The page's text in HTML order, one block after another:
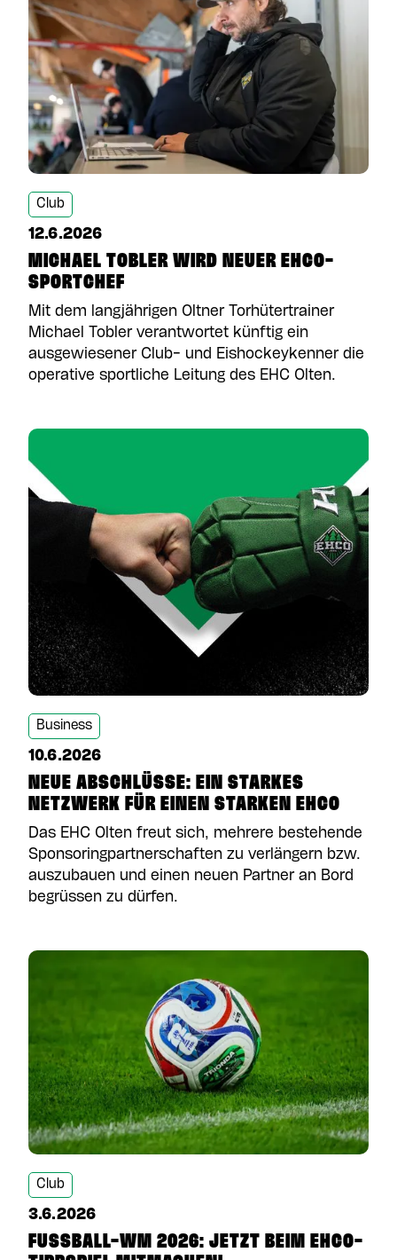
Club
12.6.2026
MICHAEL TOBLER WIRD NEUER EHCO-
SPORTCHEF
Mit dem langjährigen Oltner Torhütertrainer
Michael Tobler verantwortet künftig ein
ausgewiesener Club- und Eishockeykenner die
operative sportliche Leitung des EHC Olten.
Business
10.6.2026
NEUE ABSCHLÜSSE: EIN STARKES
NETZWERK FÜR EINEN STARKEN EHCO
Das EHC Olten freut sich, mehrere bestehende
Sponsoringpartnerschaften zu verlängern bzw.
auszubauen und einen neuen Partner an Bord
begrüssen zu dürfen.
Club
3.6.2026
FUSSBALL-WM 2026: JETZT BEIM EHCO-